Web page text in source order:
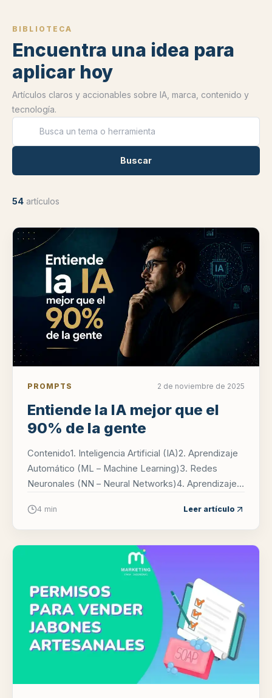
BIBLIOTECA
Encuentra una idea para
aplicar hoy
Artículos claros y accionables sobre IA, marca, contenido y
tecnología.
Buscar artículos
Buscar
54 artículos
PROMPTS 2 de noviembre de 2025
Entiende la IA mejor que el
90% de la gente
Contenido1. Inteligencia Artificial (IA)2. Aprendizaje
Automático (ML – Machine Learning)3. Redes
Neuronales (NN – Neural Networks)4. Aprendizaje
4 min Leer artículo